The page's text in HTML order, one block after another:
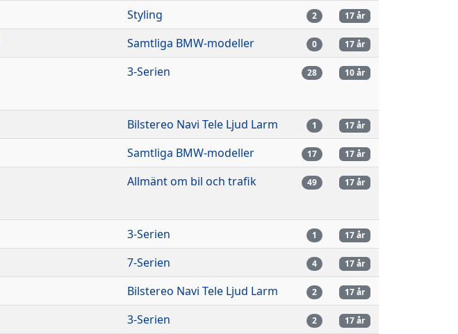
Styling 2 17 år
Samtliga BMW-modeller 0 17 år
3-Serien 28 10 år
Bilstereo Navi Tele Ljud Larm 1 17 år
Samtliga BMW-modeller 17 17 år
Allmänt om bil och trafik 49 17 år
3-Serien 1 17 år
7-Serien 4 17 år
Bilstereo Navi Tele Ljud Larm 2 17 år
3-Serien 2 17 år